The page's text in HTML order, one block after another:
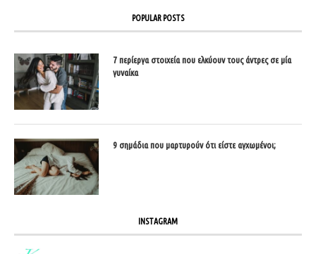
POPULAR POSTS
7 περίεργα στοιχεία που ελκύουν τους άντρες σε μία
γυναίκα
9 σημάδια που μαρτυρούν ότι είστε αγχωμένοι;
INSTAGRAM